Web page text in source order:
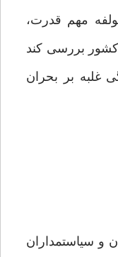
مهم قدرت،
بررسی کند
غلبه بر بحران
و سیاستمداران